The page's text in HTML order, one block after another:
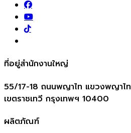
ที่อยู่สำนักงานใหญ่
55/17-18 ถนนพญาไท แขวงพญาไท
เขตราชเทวี กรุงเทพฯ 10400
ผลิตภัณฑ์